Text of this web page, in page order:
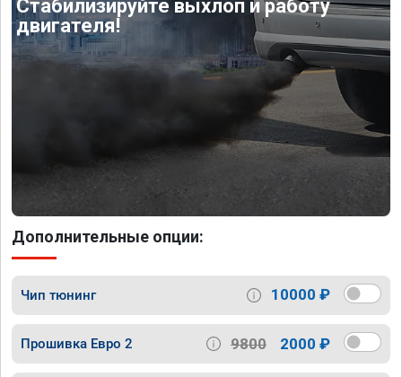
Стабилизируйте выхлоп и работу
двигателя!
Дополнительные опции:
Чип тюнинг 10000 ₽
Прошивка Евро 2 9800 2000 ₽